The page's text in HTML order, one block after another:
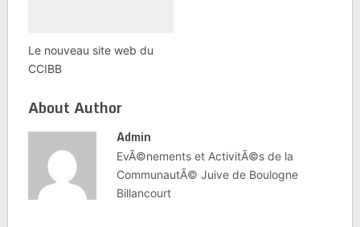
Le nouveau site web du
CCIBB
About Author
Admin
EvÃ©nements et ActivitÃ©s de la
CommunautÃ© Juive de Boulogne
Billancourt